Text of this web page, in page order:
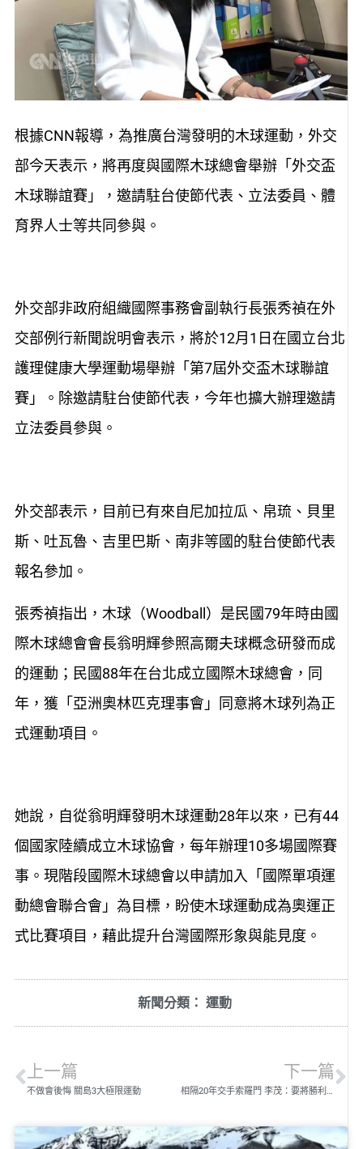
根據CNN報導，為推廣台灣發明的木球運動，外交
部今天表示，將再度與國際木球總會舉辦「外交盃
木球聯誼賽」，邀請駐台使節代表、立法委員、體
育界人士等共同參與。
外交部非政府組織國際事務會副執行長張秀禎在外
交部例行新聞說明會表示，將於12月1日在國立台北
護理健康大學運動場舉辦「第7屆外交盃木球聯誼
賽」。除邀請駐台使節代表，今年也擴大辦理邀請
立法委員參與。
外交部表示，目前已有來自尼加拉瓜、帛琉、貝里
斯、吐瓦魯、吉里巴斯、南非等國的駐台使節代表
報名參加。
張秀禎指出，木球（Woodball）是民國79年時由國
際木球總會會長翁明輝參照高爾夫球概念研發而成
的運動；民國88年在台北成立國際木球總會，同
年，獲「亞洲奧林匹克理事會」同意將木球列為正
式運動項目。
她說，自從翁明輝發明木球運動28年以來，已有44
個國家陸續成立木球協會，每年辦理10多場國際賽
事。現階段國際木球總會以申請加入「國際單項運
動總會聯合會」為目標，盼使木球運動成為奧運正
式比賽項目，藉此提升台灣國際形象與能見度。
新聞分類： 運動
上一篇
不做會後悔 關島3大極限運動
下一篇